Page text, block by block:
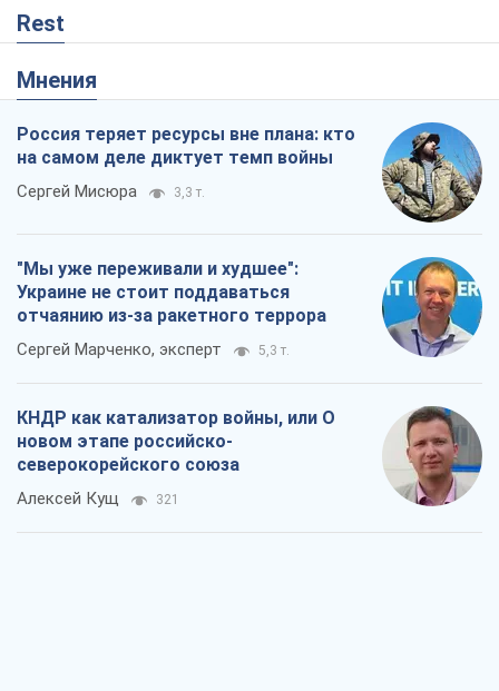
Rest
Мнения
Россия теряет ресурсы вне плана: кто
на самом деле диктует темп войны
Сергей Мисюра 3,3 т.
"Мы уже переживали и худшее":
Украине не стоит поддаваться
отчаянию из-за ракетного террора
Сергей Марченко, эксперт 5,3 т.
КНДР как катализатор войны, или О
новом этапе российско-
северокорейского союза
Алексей Кущ 321